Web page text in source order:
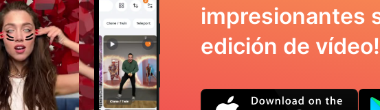
impresionantes
edición de vídeo!